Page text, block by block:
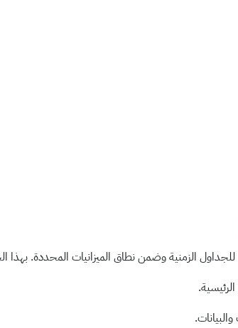
الزمنية وضمن نطاق الميزانيات المحددة.